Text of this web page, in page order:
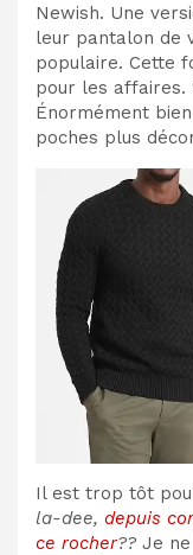
Newish. Une
leur pantalon de
populaire. Cette
pour les affaires.
Énormément
poches plus
Il est trop tôt
la-dee, depuis
ce rocher?? Je